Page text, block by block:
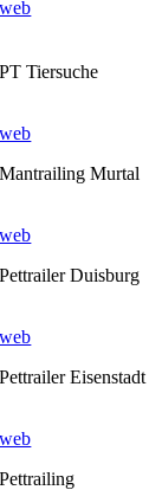
web
PT Tiersuche
web
Mantrailing Murtal
web
Pettrailer Duisburg
web
Pettrailer Eisenstadt
web
Pettrailing